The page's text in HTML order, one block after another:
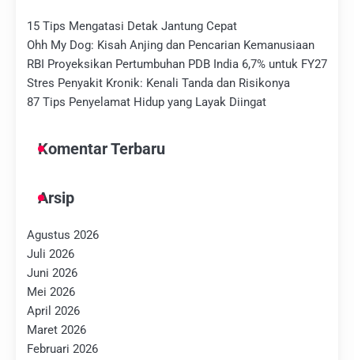
15 Tips Mengatasi Detak Jantung Cepat
Ohh My Dog: Kisah Anjing dan Pencarian Kemanusiaan
RBI Proyeksikan Pertumbuhan PDB India 6,7% untuk FY27
Stres Penyakit Kronik: Kenali Tanda dan Risikonya
87 Tips Penyelamat Hidup yang Layak Diingat
Komentar Terbaru
Arsip
Agustus 2026
Juli 2026
Juni 2026
Mei 2026
April 2026
Maret 2026
Februari 2026